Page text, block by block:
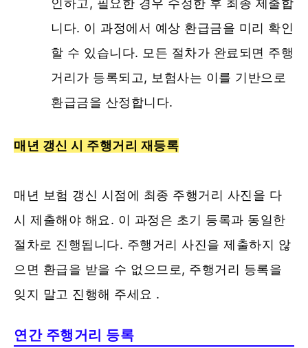
인하고, 필요한 경우 수정한 후 최종 제출합
니다. 이 과정에서 예상 환급금을 미리 확인
할 수 있습니다. 모든 절차가 완료되면 주행
거리가 등록되고, 보험사는 이를 기반으로
환급금을 산정합니다.
매년 갱신 시 주행거리 재등록
매년 보험 갱신 시점에 최종 주행거리 사진을 다
시 제출해야 해요. 이 과정은 초기 등록과 동일한
절차로 진행됩니다. 주행거리 사진을 제출하지 않
으면 환급을 받을 수 없으므로, 주행거리 등록을
잊지 말고 진행해 주세요 .
연간 주행거리 등록